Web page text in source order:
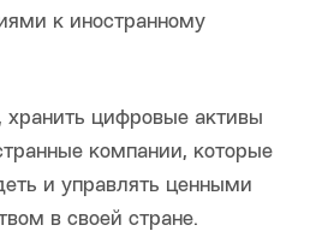
к иностранному
хранить цифровые активы
компании, которые
и управлять ценными
в своей стране.